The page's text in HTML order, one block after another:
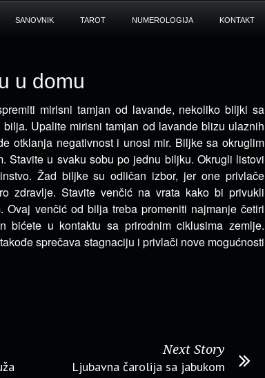
SANOVNIK TAROT NUMEROLOGIJA KONTAKT
u domu
mirisni tamjan od lavande, nekoliko biljki sa
bilja. Upalite mirisni tamjan od lavande blizu ulaznih
otklanja negativnost i unosi mir. Biljke sa okruglim
Stavite u svaku sobu po jednu biljku. Okrugli listovi
Žad biljke su odličan izbor, jer one privlače
zdravlje. Stavite venčić na vrata kako bi privukli
Ovaj venčić od bilja treba promeniti najmanje četiri
bićete u kontaktu sa prirodnim ciklusima zemlje.
sprečava stagnaciju i privlači nove mogućnosti
Next Story
Ljubavna čarolija sa jabukom